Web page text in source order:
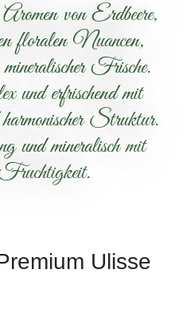
von Erdbeere,
floralen Nuancen,
mineralischer Frische.
und erfrischend mit
Struktur.
und mineralisch mit
Fruchtigkeit.
Ulisse